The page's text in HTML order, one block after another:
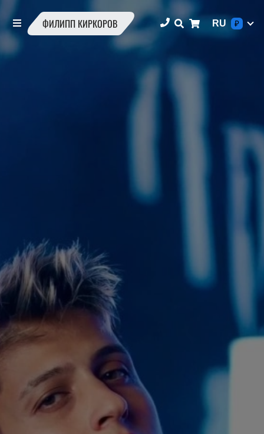
ФИЛИПП КИРКОРОВ RU ₽